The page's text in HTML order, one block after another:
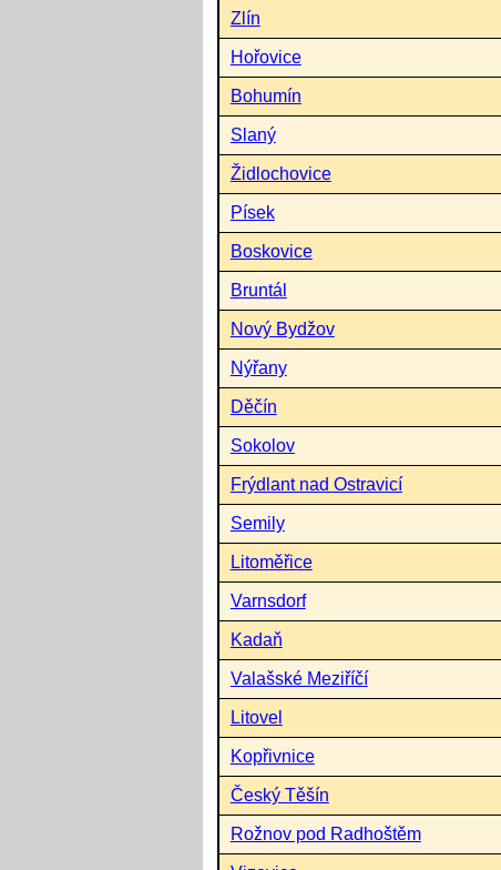
Zlín
Hořovice
Bohumín
Slaný
Židlochovice
Písek
Boskovice
Bruntál
Nový Bydžov
Nýřany
Děčín
Sokolov
Frýdlant nad Ostravicí
Semily
Litoměřice
Varnsdorf
Kadaň
Valašské Meziříčí
Litovel
Kopřivnice
Český Těšín
Rožnov pod Radhoštěm